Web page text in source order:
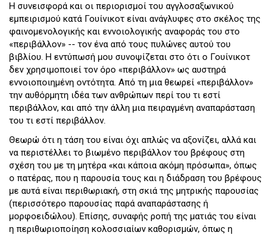
Η συνεισφορά και οι περιορισμοί του αγγλοσαξωνικού
εμπειρισμού κατά Γουίνικοτ είναι ανάγλυφες στο σκέλος της
φαινομενολογικής και εννοιολογικής αναφοράς του στο
«περιβάλλον» -- τον ένα από τους πυλώνες αυτού του
βιβλίου. Η εντύπωσή μου συνοψίζεται στο ότι ο Γουίνικοτ
δεν χρησιμοποιεί τον όρο «περιβάλλον» ως αυστηρά
εννοιοποιημένη οντότητα. Από τη μια θεωρεί «περιβάλλον»
την αυθόρμητη ιδέα των ανθρώπων περί του τι εστί
περιβάλλον, και από την άλλη μια πειραγμένη αναπαράσταση
του τι εστί περιβάλλον.
Θεωρώ ότι η τάση του είναι όχι απλώς να αξονίζει, αλλά και
να περιστέλλει το βιωμένο περιβάλλον του βρέφους στη
σχέση του με τη μητέρα «και κάποια ακόμη πρόσωπα», όπως
ο πατέρας, που η παρουσία τους και η διάδραση του βρέφους
με αυτά είναι περιθωριακή, στη σκιά της μητρικής παρουσίας
(περισσότερο παρουσίας παρά αναπαράστασης ή
μορφοειδώλου). Επίσης, συναφής ροπή της ματιάς του είναι
η περιθωριοποίηση κολοσσιαίων καθορισμών, όπως η